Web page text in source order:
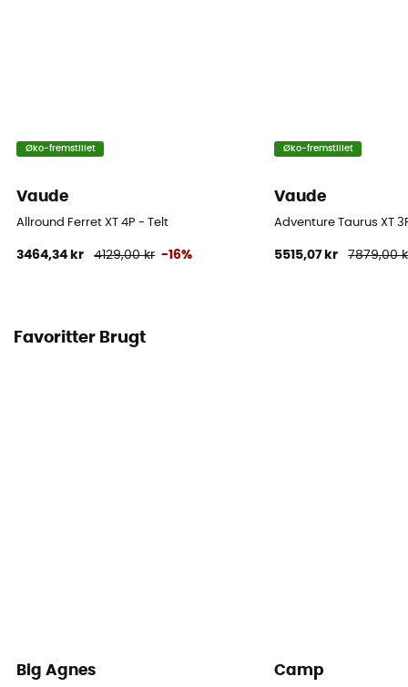
Øko-fremstillet
Vaude
Allround Ferret XT 4P - Telt
3464,34 kr 4129,00 kr -16%
Øko-fremstillet
Vaude
Adventure Taurus XT
5515,07 kr 7879,00
Favoritter Brugt
Big Agnes Camp